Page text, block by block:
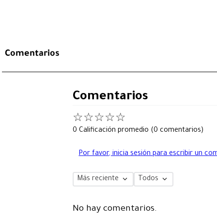
Comentarios
Comentarios
☆☆☆☆☆
0 Calificación promedio (0 comentarios)
Por favor, inicia sesión para escribir un
Más reciente Todos
No hay comentarios.